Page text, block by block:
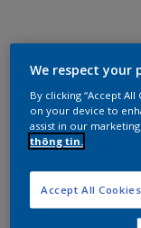
We respect your
By clicking “Accept
on your device to
assist in our
thông tin.
Accept All Cookies